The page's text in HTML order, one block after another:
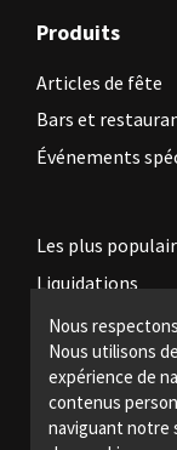
Nous
Nous utilisons
expérience de
contenus
naviguant notre
Produits
Articles de fête
Bars et
Événements
Les plus
Liquidations
Devenez
Politiques
Nous joindre